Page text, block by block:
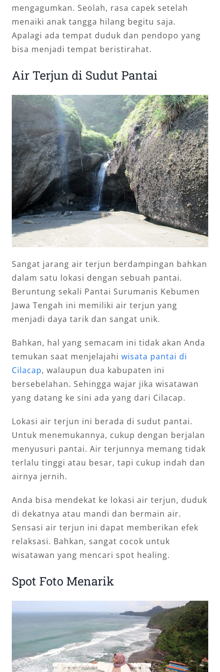
mengagumkan. Seolah, rasa capek setelah
menaiki anak tangga hilang begitu saja.
Apalagi ada tempat duduk dan pendopo yang
bisa menjadi tempat beristirahat.
Air Terjun di Sudut Pantai
Sangat jarang air terjun berdampingan bahkan
dalam satu lokasi dengan sebuah pantai.
Beruntung sekali Pantai Surumanis Kebumen
Jawa Tengah ini memiliki air terjun yang
menjadi daya tarik dan sangat unik.
Bahkan, hal yang semacam ini tidak akan Anda
temukan saat menjelajahi wisata pantai di
Cilacap, walaupun dua kabupaten ini
bersebelahan. Sehingga wajar jika wisatawan
yang datang ke sini ada yang dari Cilacap.
Lokasi air terjun ini berada di sudut pantai.
Untuk menemukannya, cukup dengan berjalan
menyusuri pantai. Air terjunnya memang tidak
terlalu tinggi atau besar, tapi cukup indah dan
airnya jernih.
Anda bisa mendekat ke lokasi air terjun, duduk
di dekatnya atau mandi dan bermain air.
Sensasi air terjun ini dapat memberikan efek
relaksasi. Bahkan, sangat cocok untuk
wisatawan yang mencari spot healing.
Spot Foto Menarik